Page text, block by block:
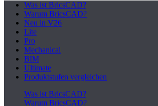
Was ist BricsCAD?
Warum BricsCAD?
Neu in V26
Lite
Pro
Mechanical
BIM
Ultimate
Produktstufen vergleichen
Was ist BricsCAD?
Warum BricsCAD?